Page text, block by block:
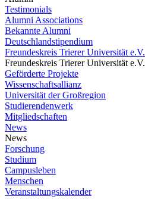
Testimonials
Alumni Associations
Bekannte Alumni
Deutschlandstipendium
Freundeskreis Trierer Universität e.V.
Freundeskreis Trierer Universität e.V.
Geförderte Projekte
Wissenschaftsallianz
Universität der Großregion
Studierendenwerk
Mitgliedschaften
News
News
Forschung
Studium
Campusleben
Menschen
Veranstaltungskalender